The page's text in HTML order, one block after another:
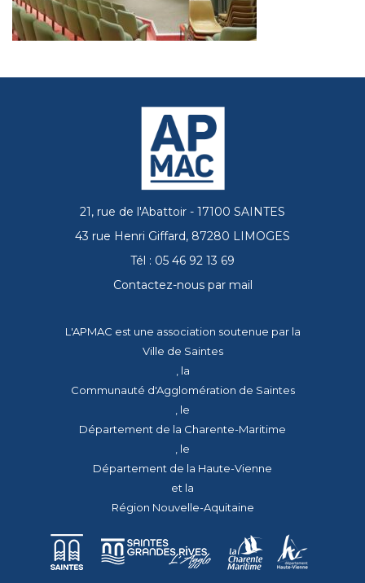
21, rue de l'Abattoir - 17100 SAINTES
43 rue Henri Giffard, 87280 LIMOGES
Tél : 05 46 92 13 69
Contactez-nous par mail
L'APMAC est une association soutenue par la
Ville de Saintes
, la
Communauté d'Agglomération de Saintes
, le
Département de la Charente-Maritime
, le
Département de la Haute-Vienne
et la
Région Nouvelle-Aquitaine